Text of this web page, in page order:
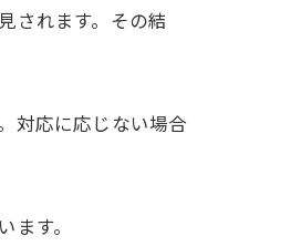
されます。その結
対応に応じない場合
す。